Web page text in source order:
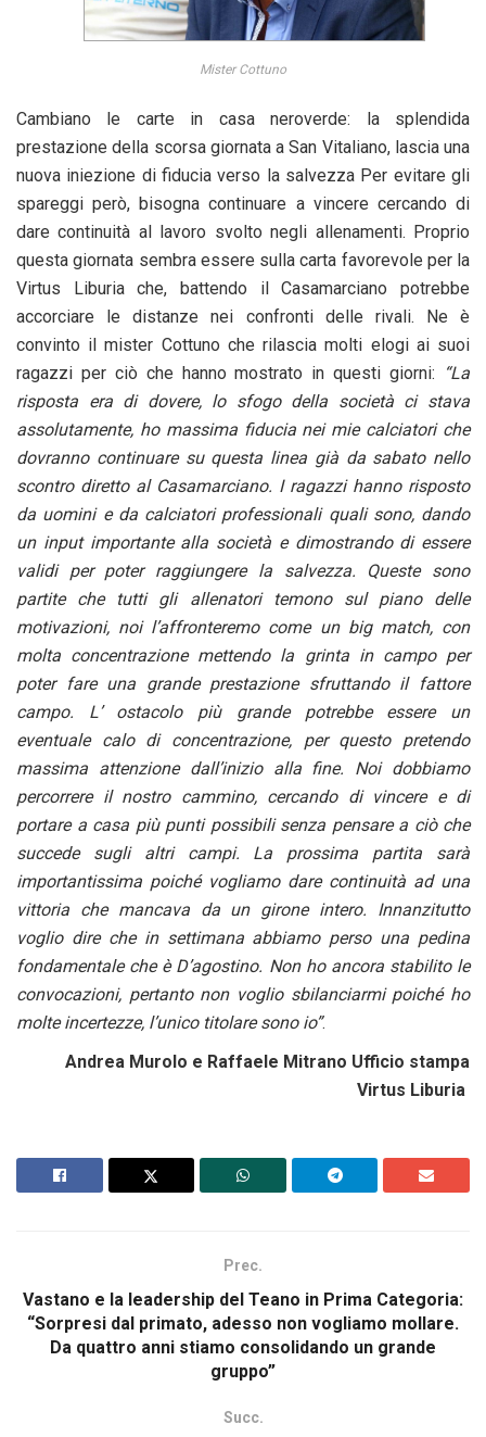
Mister Cottuno
Cambiano le carte in casa neroverde: la splendida
prestazione della scorsa giornata a San Vitaliano, lascia una
nuova iniezione di fiducia verso la salvezza Per evitare gli
spareggi però, bisogna continuare a vincere cercando di
dare continuità al lavoro svolto negli allenamenti. Proprio
questa giornata sembra essere sulla carta favorevole per la
Virtus Liburia che, battendo il Casamarciano potrebbe
accorciare le distanze nei confronti delle rivali. Ne è
convinto il mister Cottuno che rilascia molti elogi ai suoi
ragazzi per ciò che hanno mostrato in questi giorni: “La
risposta era di dovere, lo sfogo della società ci stava
assolutamente, ho massima fiducia nei mie calciatori che
dovranno continuare su questa linea già da sabato nello
scontro diretto al Casamarciano. I ragazzi hanno risposto
da uomini e da calciatori professionali quali sono, dando
un input importante alla società e dimostrando di essere
validi per poter raggiungere la salvezza. Queste sono
partite che tutti gli allenatori temono sul piano delle
motivazioni, noi l’affronteremo come un big match, con
molta concentrazione mettendo la grinta in campo per
poter fare una grande prestazione sfruttando il fattore
campo. L’ ostacolo più grande potrebbe essere un
eventuale calo di concentrazione, per questo pretendo
massima attenzione dall’inizio alla fine. Noi dobbiamo
percorrere il nostro cammino, cercando di vincere e di
portare a casa più punti possibili senza pensare a ciò che
succede sugli altri campi. La prossima partita sarà
importantissima poiché vogliamo dare continuità ad una
vittoria che mancava da un girone intero. Innanzitutto
voglio dire che in settimana abbiamo perso una pedina
fondamentale che è D’agostino. Non ho ancora stabilito le
convocazioni, pertanto non voglio sbilanciarmi poiché ho
molte incertezze, l’unico titolare sono io”.
Andrea Murolo e Raffaele Mitrano Ufficio stampa
Virtus Liburia
Prec.
Vastano e la leadership del Teano in Prima Categoria:
“Sorpresi dal primato, adesso non vogliamo mollare.
Da quattro anni stiamo consolidando un grande
gruppo”
Succ.